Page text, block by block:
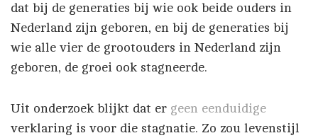
dat bij de generaties bij wie ook beide ouders in
Nederland zijn geboren, en bij de generaties bij
wie alle vier de grootouders in Nederland zijn
geboren, de groei ook stagneerde.
Uit onderzoek blijkt dat er geen eenduidige
verklaring is voor die stagnatie. Zo zou levenstijl